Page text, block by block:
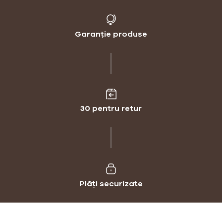
Garanție produse
30 pentru retur
Plăți securizate